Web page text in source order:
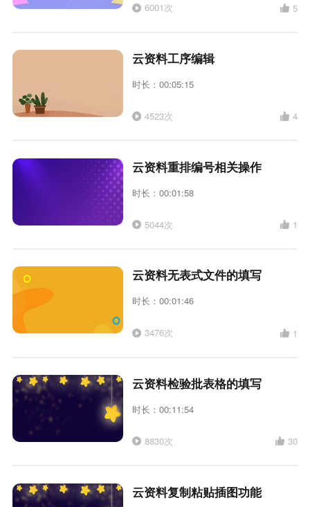
6001次 5
云资料工序编辑
时长：00:05:15
4523次 4
云资料重排编号相关操作
时长：00:01:58
5044次 1
云资料无表式文件的填写
时长：00:01:46
3476次 1
云资料检验批表格的填写
时长：00:11:54
8830次 30
云资料复制粘贴插图功能